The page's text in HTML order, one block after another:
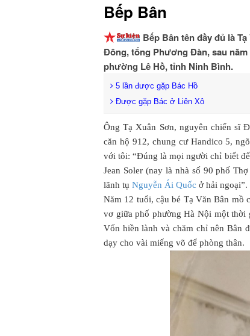
Bếp Bân
Bếp Bân tên đầy đủ là
Đông, tổng Phương Đàn, sau năm
phường Lê Hồ, tỉnh Ninh Bình.
5 lần được gặp Bác Hồ
Được gặp Bác ở Liên Xô
Ông Tạ Xuân Sơn, nguyên chiến sĩ
căn hộ 912, chung cư Handico 5,
với tôi: “Đúng là mọi người chỉ biết
Jean Soler (nay là nhà số 90 phố
lãnh tụ Nguyễn Ái Quốc ở hải ngoại”.
Năm 12 tuổi, cậu bé Tạ Văn Bân mồ
vơ giữa phố phường Hà Nội một thời
Vốn hiền lành và chăm chỉ nên Bân
dạy cho vài miếng võ để phòng thân.